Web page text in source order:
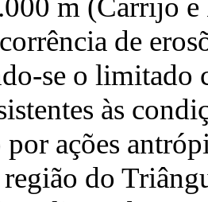
m (Carrijo e
de
se o limitado
às
por ações
região do